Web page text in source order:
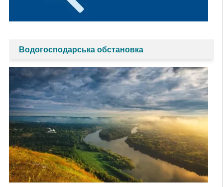
Водогосподарська обстановка